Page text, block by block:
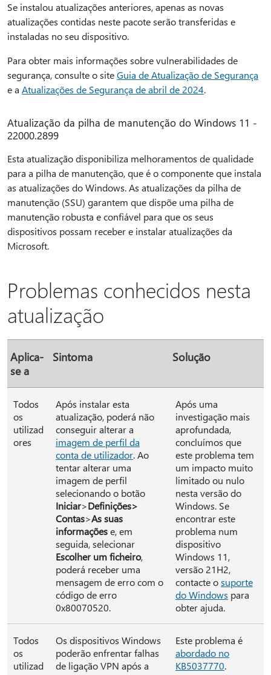
Se instalou atualizações anteriores, apenas as novas
atualizações contidas neste pacote serão transferidas e
instaladas no seu dispositivo.
Para obter mais informações sobre vulnerabilidades de
segurança, consulte o siteGuia de Atualização de Segurança
e a Atualizações de Segurança de abril de 2024.
Atualização da pilha de manutenção do Windows 11 -
22000.2899
Esta atualização disponibiliza melhoramentos de qualidade
para a pilha de manutenção, que é o componente que instala
as atualizações do Windows. As atualizações da pilha de
manutenção (SSU) garantem que dispõe uma pilha de
manutenção robusta e confiável para que os seus
dispositivos possam receber e instalar atualizações da
Microsoft.
Problemas conhecidos nesta
atualização
Aplica-
se a
Sintoma Solução
Todos
os
utilizad
ores
Após instalar esta
atualização, poderá não
conseguir alterar a
imagem de perfil da
conta de utilizador. Ao
tentar alterar uma
imagem de perfil
selecionando o botão
Iniciar>Definições>
Contas>As suas
informaçõese, em
seguida, selecionar
Escolher um ficheiro,
poderá receber uma
mensagem de erro com o
código de erro
0x80070520.
Após uma
investigação mais
aprofundada,
concluímos que
este problema tem
um impacto muito
limitado ou nulo
nesta versão do
Windows. Se
encontrar este
problema num
dispositivo
Windows 11,
versão 21H2,
contacte osuporte
do Windows para
obter ajuda.
Todos
os
utilizad
Os dispositivos Windows
poderão enfrentar falhas
de ligação VPN após a
Este problema é
abordado no
KB5037770.